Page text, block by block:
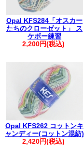
Opal KFS284「オスカー
たちのクローゼット」 ス
ケボー練習
2,200円(税込)
Opal KFS262 コットンキ
ャンディー(コットン混紡)
2,420円(税込)